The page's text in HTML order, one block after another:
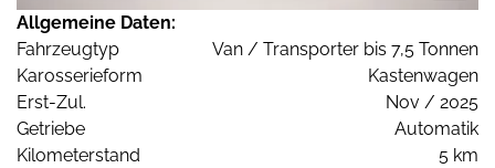
Allgemeine Daten:
Fahrzeugtyp
Van / Transporter bis 7,5 Tonnen
Karosserieform
Kastenwagen
Erst-Zul.
Nov / 2025
Getriebe
Automatik
Kilometerstand
5 km